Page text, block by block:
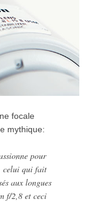
focale
mythique:
pour
celui qui fait
aux longues
f/2,8 et ceci